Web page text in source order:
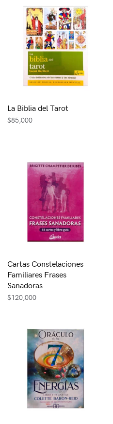
La Biblia del Tarot
$85,000
Cartas Constelaciones
Familiares Frases
Sanadoras
$120,000